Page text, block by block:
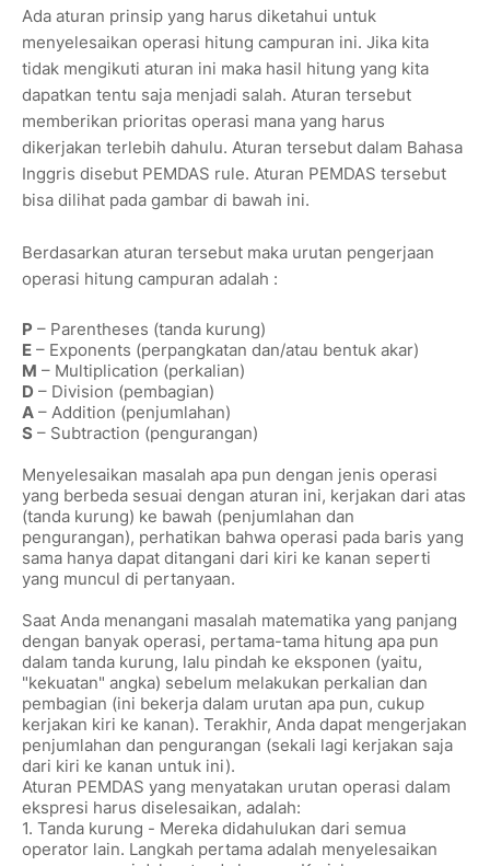
Ada aturan prinsip yang harus diketahui untuk
menyelesaikan operasi hitung campuran ini. Jika kita
tidak mengikuti aturan ini maka hasil hitung yang kita
dapatkan tentu saja menjadi salah. Aturan tersebut
memberikan prioritas operasi mana yang harus
dikerjakan terlebih dahulu. Aturan tersebut dalam Bahasa
Inggris disebut PEMDAS rule. Aturan PEMDAS tersebut
bisa dilihat pada gambar di bawah ini.
Berdasarkan aturan tersebut maka urutan pengerjaan
operasi hitung campuran adalah :
P – Parentheses (tanda kurung)
E – Exponents (perpangkatan dan/atau bentuk akar)
M – Multiplication (perkalian)
D – Division (pembagian)
A – Addition (penjumlahan)
S – Subtraction (pengurangan)
Menyelesaikan masalah apa pun dengan jenis operasi
yang berbeda sesuai dengan aturan ini, kerjakan dari atas
(tanda kurung) ke bawah (penjumlahan dan
pengurangan), perhatikan bahwa operasi pada baris yang
sama hanya dapat ditangani dari kiri ke kanan seperti
yang muncul di pertanyaan.
Saat Anda menangani masalah matematika yang panjang
dengan banyak operasi, pertama-tama hitung apa pun
dalam tanda kurung, lalu pindah ke eksponen (yaitu,
"kekuatan" angka) sebelum melakukan perkalian dan
pembagian (ini bekerja dalam urutan apa pun, cukup
kerjakan kiri ke kanan). Terakhir, Anda dapat mengerjakan
penjumlahan dan pengurangan (sekali lagi kerjakan saja
dari kiri ke kanan untuk ini).
Aturan PEMDAS yang menyatakan urutan operasi dalam
ekspresi harus diselesaikan, adalah:
1. Tanda kurung - Mereka didahulukan dari semua
operator lain. Langkah pertama adalah menyelesaikan